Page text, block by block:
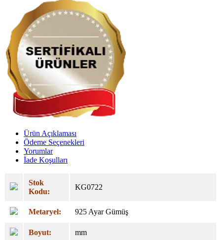
Ürün Açıklaması
Ödeme Seçenekleri
Yorumlar
İade Koşulları
Stok
Kodu:
KG0722
Metaryel: 925 Ayar Gümüş
Boyut: mm